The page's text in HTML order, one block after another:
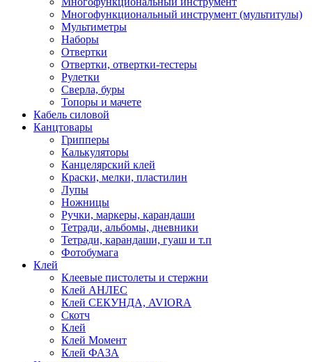
Многофункциональный инструмент (мультитулы)
Мультиметры
Наборы
Отвертки
Отвертки, отвертки-тестеры
Рулетки
Сверла, буры
Топоры и мачете
Кабель силовой
Канцтовары
Грипперы
Калькуляторы
Канцелярский клей
Краски, мелки, пластилин
Лупы
Ножницы
Ручки, маркеры, карандаши
Тетради, альбомы, дневники
Тетради, карандаши, гуаш и т.п
Фотобумага
Клей
Клеевые пистолеты и стержни
Клей АНЛЕС
Клей СЕКУНДА, AVIORA
Скотч
Клей
Клей Момент
Клей ФАЗА